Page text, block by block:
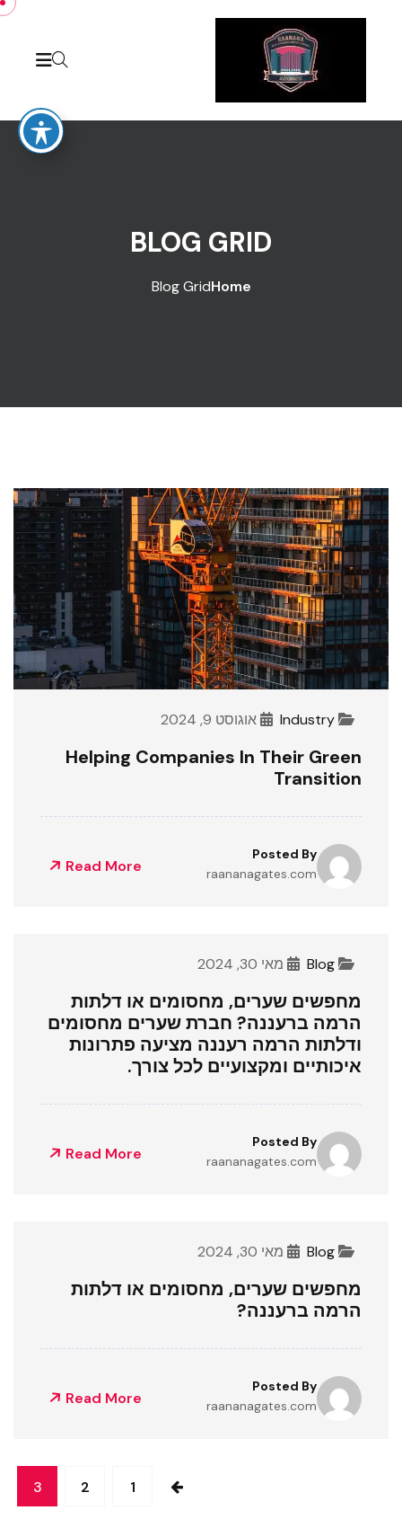
BLOG GRID
Home
Blog Grid
Industry אוגוסט 9, 2024
Helping Companies In Their Green
Transition
Posted By
raananagates.com
Read More
Blog מאי 30, 2024
מחפשים שערים, מחסומים או דלתות
הרמה ברעננה? חברת שערים מחסומים
ודלתות הרמה רעננה מציעה פתרונות
איכותיים ומקצועיים לכל צורך.
Posted By
raananagates.com
Read More
Blog מאי 30, 2024
מחפשים שערים, מחסומים או דלתות
הרמה ברעננה?
Posted By
raananagates.com
Read More
1
2
3